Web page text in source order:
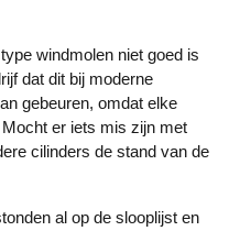
dat dit bij moderne
gebeuren, omdat elke
er iets mis zijn met
cilinders de stand van de